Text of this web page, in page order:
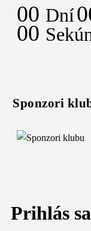
00 Dní
00
Sponzori
Prihlás